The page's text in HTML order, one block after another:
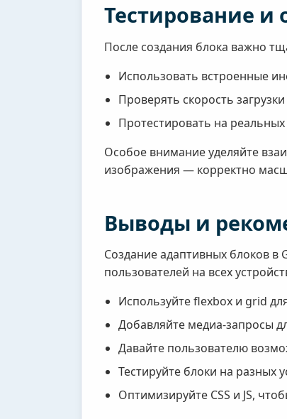
Тестирование и
После создания блока важно
Использовать встроенные
Проверять скорость
Протестировать на
Особое внимание уделяйте
изображения — корректно
Выводы и
Создание адаптивных блоков в
пользователей на всех
Используйте flexbox и grid
Добавляйте медиа-запросы
Давайте пользователю
Тестируйте блоки на разных
Оптимизируйте CSS и JS,